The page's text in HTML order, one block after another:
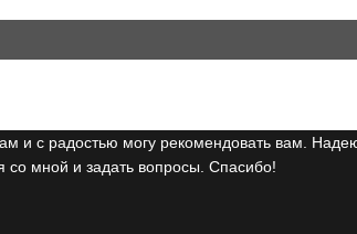
и с радостью могу рекомендовать вам.
со мной и задать вопросы. Спасибо!